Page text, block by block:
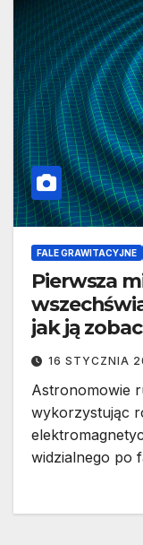
FALE GRAWITACYJNE
Pierwsza
jak ją
16 STYCZNIA
Astronomowie
wykorzystując
widzialnego po